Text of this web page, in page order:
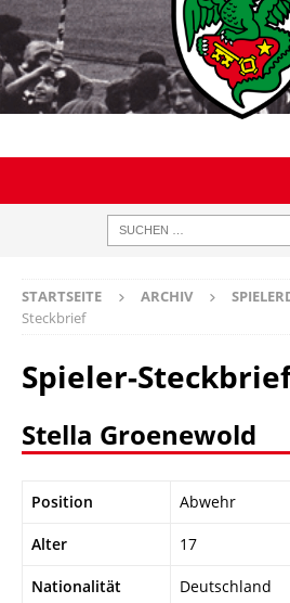
STARTSEITE ARCHIV
Steckbrief
Spieler-
Stella Groenewold
Position Abwehr
Alter 17
Nationalität Deutschland